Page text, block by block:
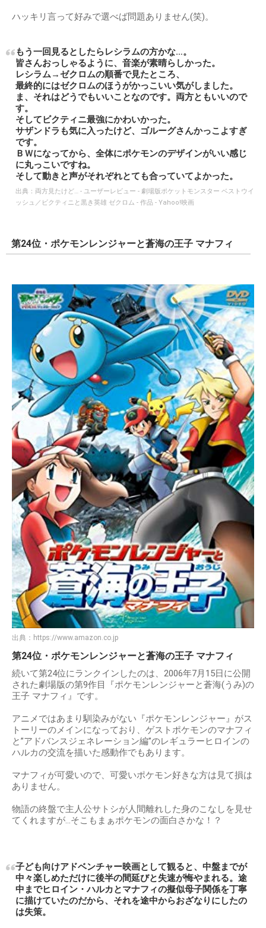
ハッキリ言って好みで選べば問題ありません(笑)。
もう一回見るとしたらレシラムの方かな…。
皆さんおっしゃるように、音楽が素晴らしかった。
レシラム→ゼクロムの順番で見たところ、
最終的にはゼクロムのほうがかっこいい気がしました。
ま、それはどうでもいいことなのです。両方ともいいので
す。
そしてビクティニ最強にかわいかった。
サザンドラも気に入ったけど、ゴルーグさんかっこよすぎ
です。
ＢＷになってから、全体にポケモンのデザインがいい感じ
に丸っこいですね。
そして動きと声がそれぞれとても合っていてよかった。
出典： 両方見たけど… - ユーザーレビュー - 劇場版ポケットモンスター ベストウイ
ッシュ／ビクティニと黒き英雄 ゼクロム - 作品 - Yahoo!映画
第24位・ポケモンレンジャーと蒼海の王子 マナフィ
出典： https://www.amazon.co.jp
第24位・ポケモンレンジャーと蒼海の王子 マナフィ
続いて第24位にランクインしたのは、2006年7月15日に公開
された劇場版の第9作目『ポケモンレンジャーと蒼海(うみ)の
王子 マナフィ』です。
アニメではあまり馴染みがない『ポケモンレンジャー』がス
トーリーのメインになっており、ゲストポケモンのマナフィ
と”アドバンスジェネレーション編”のレギュラーヒロインの
ハルカの交流を描いた感動作でもあります。
マナフィが可愛いので、可愛いポケモン好きな方は見て損は
ありません。
物語の終盤で主人公サトシが人間離れした身のこなしを見せ
てくれますが…そこもまぁポケモンの面白さかな！？
子ども向けアドベンチャー映画として観ると、中盤までが
中々楽しめただけに後半の間延びと失速が悔やまれる。途
中までヒロイン・ハルカとマナフィの擬似母子関係を丁寧
に描けていたのだから、それを途中からおざなりにしたの
は失策。